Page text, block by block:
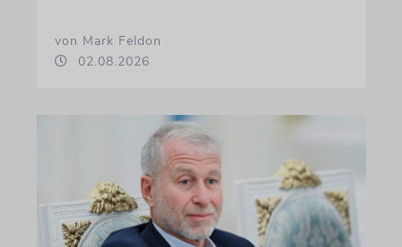
von Mark Feldon
02.08.2026